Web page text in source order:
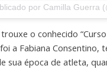
por Camilla Guerra
o conhecido
a Fabiana Consentino,
sua época de atleta,